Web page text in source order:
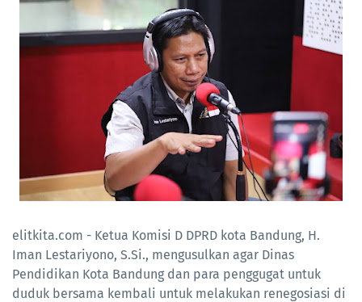
elitkita.com - Ketua Komisi D DPRD kota Bandung, H.
Iman Lestariyono, S.Si., mengusulkan agar Dinas
Pendidikan Kota Bandung dan para penggugat untuk
duduk bersama kembali untuk melakukan renegosiasi di